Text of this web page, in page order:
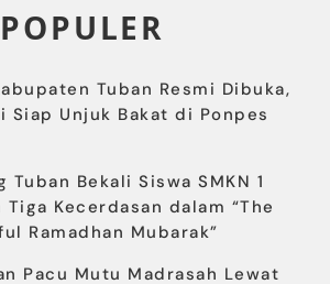
Tuban Resmi Dibuka,
Siap Unjuk Bakat di Ponpes
Tuban Bekali Siswa SMKN 1
Kecerdasan dalam “The
Ramadhan Mubarak”
Pacu Mutu Madrasah Lewat